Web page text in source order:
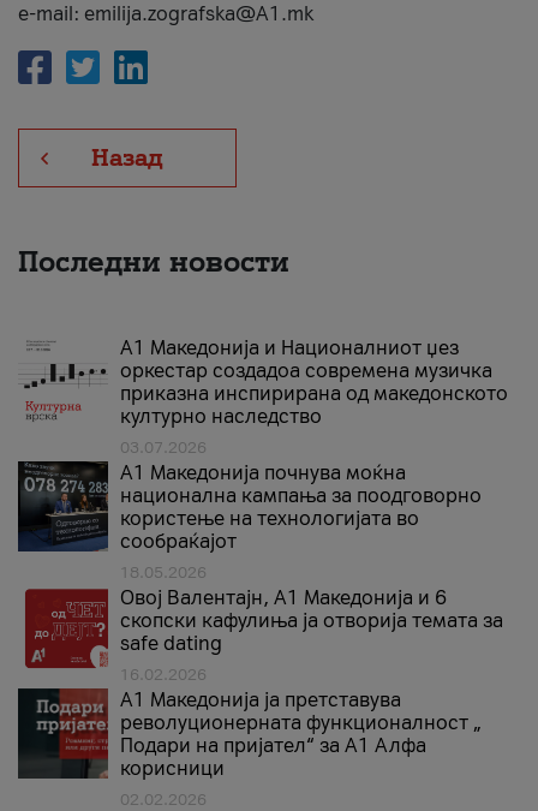
e-mail: emilija.zografska@A1.mk
Назад
Последни новости
А1 Македонија и Националниот џез
оркестар создадоа современа музичка
приказна инспирирана од македонското
културно наследство
03.07.2026
A1 Македонија почнува моќна
национална кампања за поодговорно
користење на технологијата во
сообраќајот
18.05.2026
Овој Валентајн, A1 Македонија и 6
скопски кафулиња ја отворија темата за
safe dating
16.02.2026
А1 Македонија ја претставува
револуционерната функционалност „
Подари на пријател“ за А1 Алфа
корисници
02.02.2026